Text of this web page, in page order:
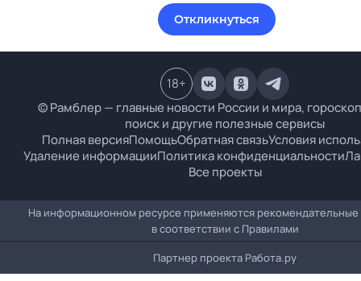
Откликнуться
© Рамблер — главные новости России и мира,
поиск и другие полезные сервисы
Полная версияПомощьОбратная связьУсловия
Удаление информацииПолитика конфиденциальности
Все проекты
18+
На информационном ресурсе применяются рекомендательные
в соответствии с Правилами
Партнер проекта Работа.ру